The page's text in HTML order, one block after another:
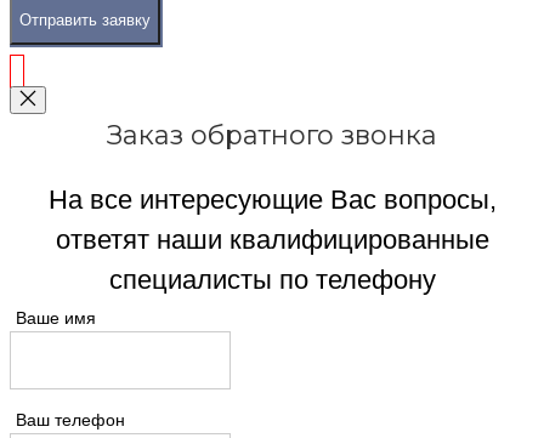
Отправить заявку
Заказ обратного звонка
На все интересующие Вас вопросы,
ответят наши квалифицированные
специалисты по телефону
Ваше имя
Ваш телефон